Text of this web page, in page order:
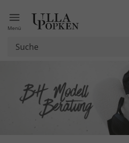
Menü